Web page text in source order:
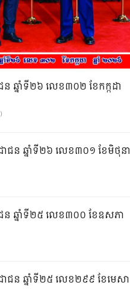
ន ឆ្នាំទី២៦ លេខ៣០២ ខែកក្កដា
ាជន ឆ្នាំទី២៦ លេខ៣០១ ខែមិថុនា
ជន ឆ្នាំទី២៥ លេខ៣០០ ខែឧសភា
ាជន ឆ្នាំទី២៥ លេខ២៩៩ ខែមេសា